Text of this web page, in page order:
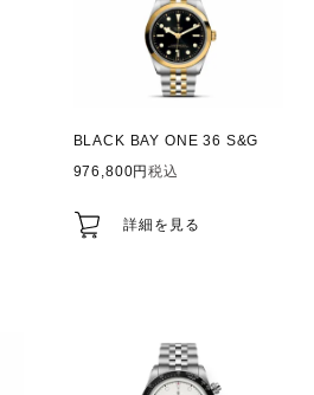
BLACK BAY ONE 36 S&G
976,800
税込
詳細を見る